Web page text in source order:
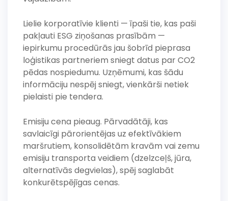
Lielie korporatīvie klienti — īpaši tie, kas paši
pakļauti ESG ziņošanas prasībām —
iepirkumu procedūrās jau šobrīd pieprasa
loģistikas partneriem sniegt datus par CO2
pēdas nospiedumu. Uzņēmumi, kas šādu
informāciju nespēj sniegt, vienkārši netiek
pielaisti pie tendera.
Emisiju cena pieaug. Pārvadātāji, kas
savlaicīgi pārorientējas uz efektīvākiem
maršrutiem, konsolidētām kravām vai zemu
emisiju transporta veidiem (dzelzceļš, jūra,
alternatīvās degvielas), spēj saglabāt
konkurētspējīgas cenas.